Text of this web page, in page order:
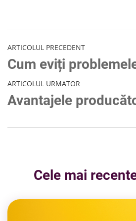
ARTICOLUL PRECEDENT
ARTICOLUL URMATOR
Cele mai